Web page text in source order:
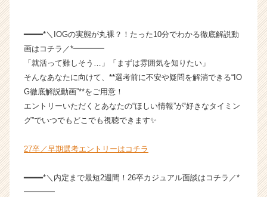
ア
リ
ア
（C
h
e
r
r
━━━━*＼IOGの実態が丸裸？！たった10分でわかる徹底解説動
画はコチラ／*━━━━
「就活って難しそう…」「まずは雰囲気を知りたい」
そんなあなたに向けて、**選考前に不安や疑問を解消できる“IO
G徹底解説動画”**をご用意！
エントリーいただくとあなたの“ほしい情報”が“好きなタイミン
グ”でいつでもどこでも視聴できます✨
27卒／早期選考エントリーはコチラ
━━━━*＼内定まで最短2週間！26卒カジュアル面談はコチラ／*
━━━━